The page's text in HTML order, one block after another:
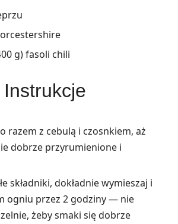
g) fasoli chili
Instrukcje
razem z cebulą i czosnkiem, aż
dobrze przyrumienione i
składniki, dokładnie wymieszaj i
ogniu przez 2 godziny — nie
żeby smaki się dobrze